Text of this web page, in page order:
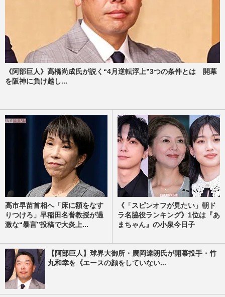
《阿部巨人》高橋尚成氏が説く“4月逆転浮上”3つの条件とは 開幕
を阪神に負け越し...
高市早苗首相へ「床に額をなす
りつけろ」早稲田名誉教授が過
激な“暴言”投稿で大炎上...
《「スピンオフが見たい」朝ド
ラ名脇役ランキング》1位は『あ
まちゃん』の小泉今日子
【阿部巨人】球界大御所・廣岡達朗氏が開幕投手・竹
丸和幸を《エースの顔をしていない...